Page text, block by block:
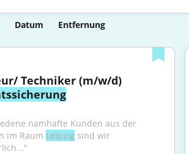
Datum Entfernung
namhafte Kunden aus der
im Raum Leipzig sind wir